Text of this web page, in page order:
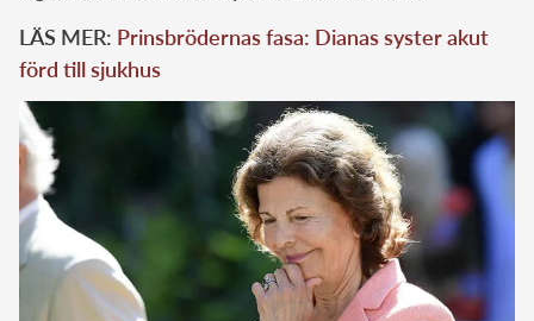
LÄS MER: Prinsbrödernas fasa: Dianas syster akut
förd till sjukhus